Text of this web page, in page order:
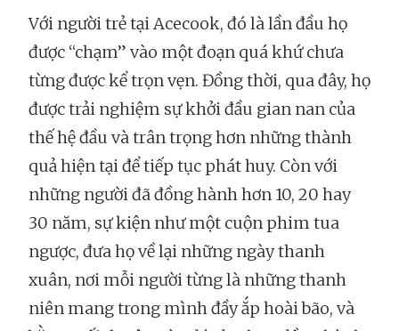
Với người trẻ tại Acecook, đó là lần đầu họ
được “chạm” vào một đoạn quá khứ chưa
từng được kể trọn vẹn. Đồng thời, qua đây, họ
được trải nghiệm sự khởi đầu gian nan của
thế hệ đầu và trân trọng hơn những thành
quả hiện tại để tiếp tục phát huy. Còn với
những người đã đồng hành hơn 10, 20 hay
30 năm, sự kiện như một cuộn phim tua
ngược, đưa họ về lại những ngày thanh
xuân, nơi mỗi người từng là những thanh
niên mang trong mình đầy ắp hoài bão, và